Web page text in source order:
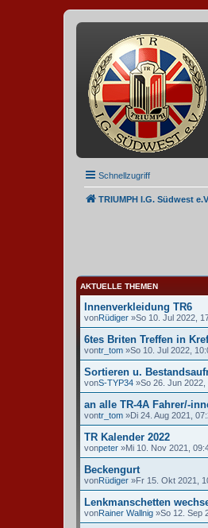
Schnellzugriff
TRIUMPH I.G. Südwest
AKTUELLE THEMEN
Innenverkleidung TR6
vonRüdiger »So 10. Jul 2022,
6tes Briten Treffen in
vontr_tom »So 10. Jul 2022,
Sortieren u.
vonS-TYP34 »So 26. Jun 2022,
an alle TR-4A Fahrer/-
vontr_tom »Di 24. Aug 2021,
TR Kalender 2022
vonpeter »Mi 10. Nov 2021,
Beckengurt
vonRüdiger »Fr 15. Okt 2021,
Lenkmanschetten
vonRainer Wallnig »So 12. Sep